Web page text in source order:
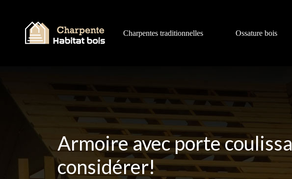
Charpentes traditionnelles Ossature bois
Armoire avec porte
considérer!